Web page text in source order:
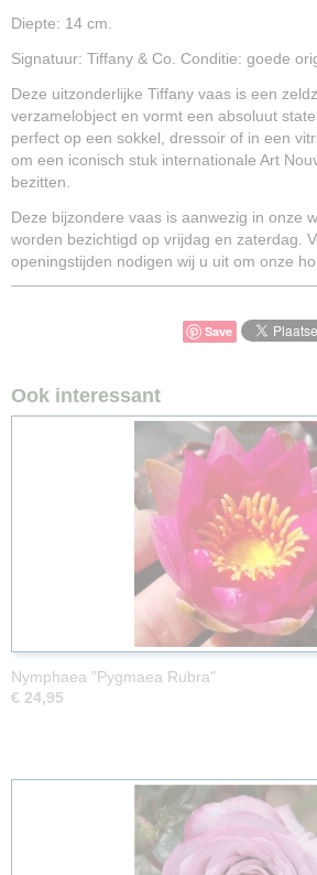
Diepte: 14 cm.
Signatuur: Tiffany & Co. Conditie: goede
Deze uitzonderlijke Tiffany vaas is een
verzamelobject en vormt een absoluut
perfect op een sokkel, dressoir of in een
om een iconisch stuk internationale Art
bezitten.
Deze bijzondere vaas is aanwezig in onze
worden bezichtigd op vrijdag en zaterdag.
openingstijden nodigen wij u uit om onze
Save
Ook interessant
Nymphaea "Pygmaea Rubra"
€ 24,95